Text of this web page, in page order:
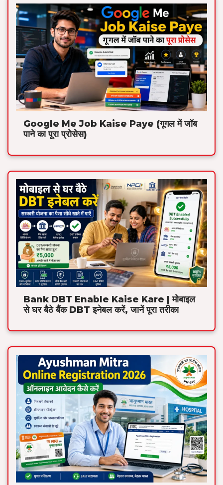
Google Me Job Kaise Paye (गूगल में जॉब
पाने का पूरा प्रोसेस)
Bank DBT Enable Kaise Kare | मोबाइल
से घर बैठे बैंक DBT इनेबल करें, जानें पूरा तरीका